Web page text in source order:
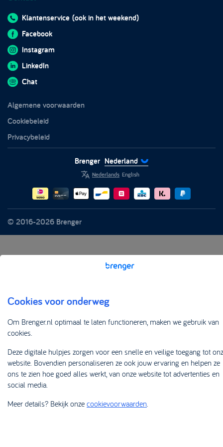
Ontmoet de koeriers
Veelgestelde vragen
Brenger Business
Brenger voor koeriers
Partners
In de media
Impact rapport 2024
Integraties
Returnless
Bedden
Kasten
Meubels
Stoelen
Tafels
Witgoed
Klantenservice(ook in het weekend)
Facebook
Instagram
LinkedIn
Chat
Algemene voorwaarden
Cookiebeleid
Privacybeleid
© 2016-2026 Brenger
Brenger Nederland
Nederlands English
Cookies voor onderweg
Om Brenger.nl optimaal te laten functioneren, maken we gebruik van
cookies.
Deze digitale hulpjes zorgen voor een snelle en veilige toegang tot
website. Bovendien personaliseren ze ook jouw ervaring en helpen ze
ons te zien hoe goed alles werkt, van onze website tot advertenties en
social media.
Meer details? Bekijk onze cookievoorwaarden.